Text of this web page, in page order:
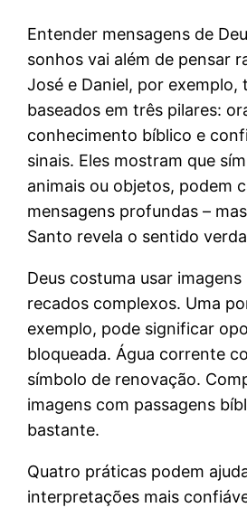
Entender mensagens de
sonhos vai além de pensar
José e Daniel, por
baseados em três pilares:
conhecimento bíblico e
sinais. Eles mostram que
animais ou objetos, podem
mensagens profundas –
Santo revela o sentido
Deus costuma usar
recados complexos. Uma
exemplo, pode significar
bloqueada. Água corrente
símbolo de renovação.
imagens com passagens
bastante.
Quatro práticas podem
interpretações mais